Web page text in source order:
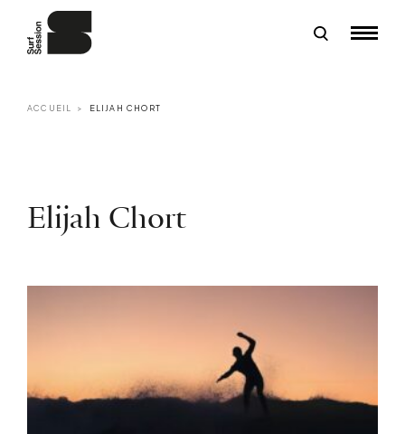
ACCUEIL ELIJAH CHORT
Elijah Chort